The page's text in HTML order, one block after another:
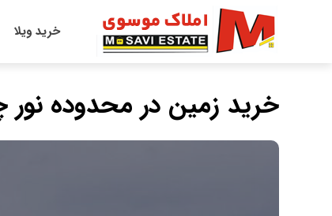
خرید ویلا
خرید زمین در محدوده نور